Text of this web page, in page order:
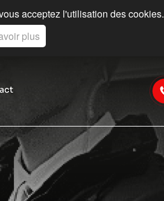
acceptez l'utilisation des cookies.
plus